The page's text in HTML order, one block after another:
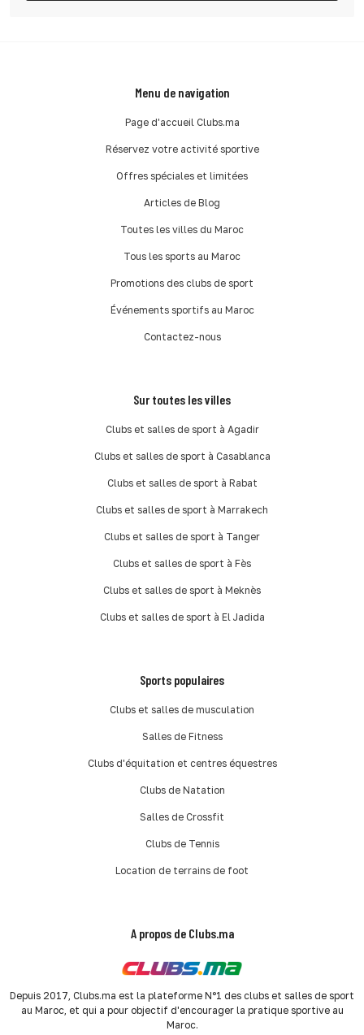
Menu de navigation
Page d'accueil Clubs.ma
Réservez votre activité sportive
Offres spéciales et limitées
Articles de Blog
Toutes les villes du Maroc
Tous les sports au Maroc
Promotions des clubs de sport
Événements sportifs au Maroc
Contactez-nous
Sur toutes les villes
Clubs et salles de sport à Agadir
Clubs et salles de sport à Casablanca
Clubs et salles de sport à Rabat
Clubs et salles de sport à Marrakech
Clubs et salles de sport à Tanger
Clubs et salles de sport à Fès
Clubs et salles de sport à Meknès
Clubs et salles de sport à El Jadida
Sports populaires
Clubs et salles de musculation
Salles de Fitness
Clubs d'équitation et centres équestres
Clubs de Natation
Salles de Crossfit
Clubs de Tennis
Location de terrains de foot
A propos de Clubs.ma
Depuis 2017, Clubs.ma est la plateforme N°1 des clubs et salles de sport
au Maroc, et qui a pour objectif d'encourager la pratique sportive au
Maroc.